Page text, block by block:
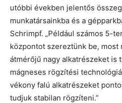
utóbbi években jelentős
munkatársainkba és a
Schrimpf. „Például számos 5-
központot szereztünk be, most
átmérőjű nagy alkatrészeket is
mágneses rögzítési
vékony falú alkatrészeket
tudjuk stabilan rögzíteni.”